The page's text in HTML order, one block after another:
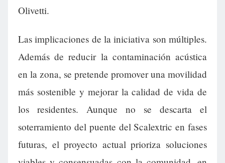
Olivetti.
Las implicaciones de la iniciativa son múltiples.
Además de reducir la contaminación acústica
en la zona, se pretende promover una movilidad
más sostenible y mejorar la calidad de vida de
los residentes. Aunque no se descarta el
soterramiento del puente del Scalextric en fases
futuras, el proyecto actual prioriza soluciones